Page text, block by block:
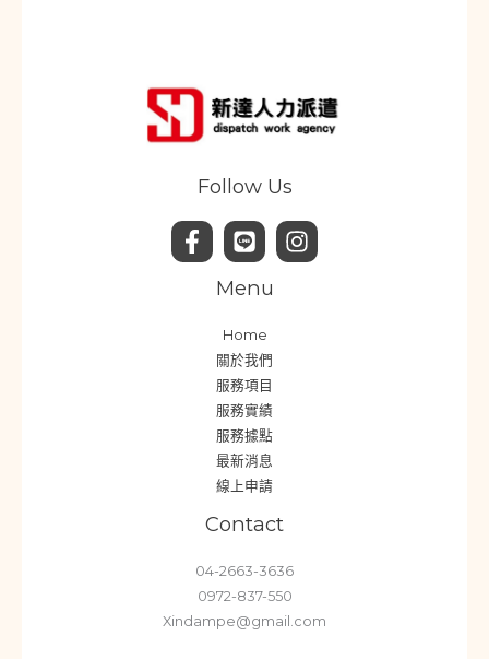
Follow Us
Menu
Home
關於我們
服務項目
服務實績
服務據點
最新消息
線上申請
Contact
04-2663-3636
0972-837-550
Xindampe@gmail.com